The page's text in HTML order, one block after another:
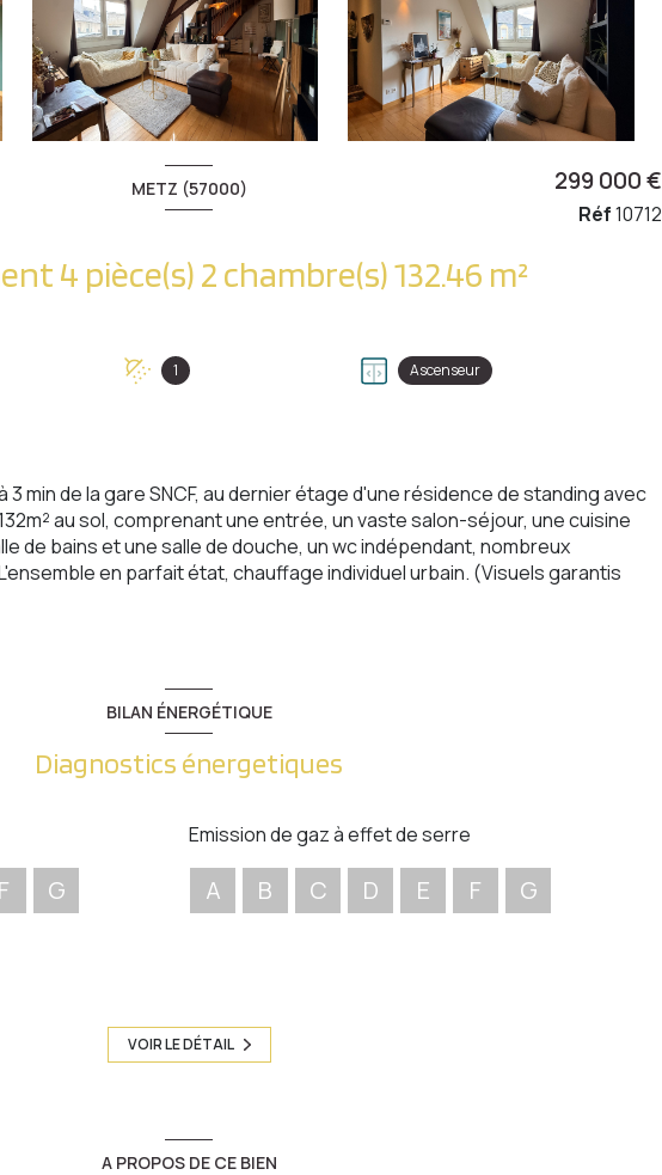
METZ (57000)
Appartement 4 pièce(s) 2 chambre(s) 132.46 m²
1 Ascenseur
299 000 €
Réf10712
3 min de la gare SNCF, au dernier étage d'une résidence de standing avec
au sol, comprenant une entrée, un vaste salon-séjour, une cuisine
de bains et une salle de douche, un wc indépendant, nombreux
en parfait état, chauffage individuel urbain. (Visuels garantis
BILAN ÉNERGÉTIQUE
Diagnostics énergetiques
F G
Emission de gaz à effet de serre
A B C D E F G
VOIR LE DÉTAIL
A PROPOS DE CE BIEN